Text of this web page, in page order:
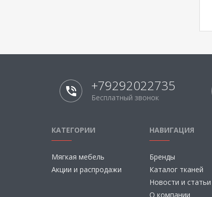
+79292022735
Бесплатный звонок
КАТЕГОРИИ
Мягкая мебель
Акции и распродажи
НАВИГАЦИЯ
Бренды
Каталог тканей
Новости и статьи
О компании